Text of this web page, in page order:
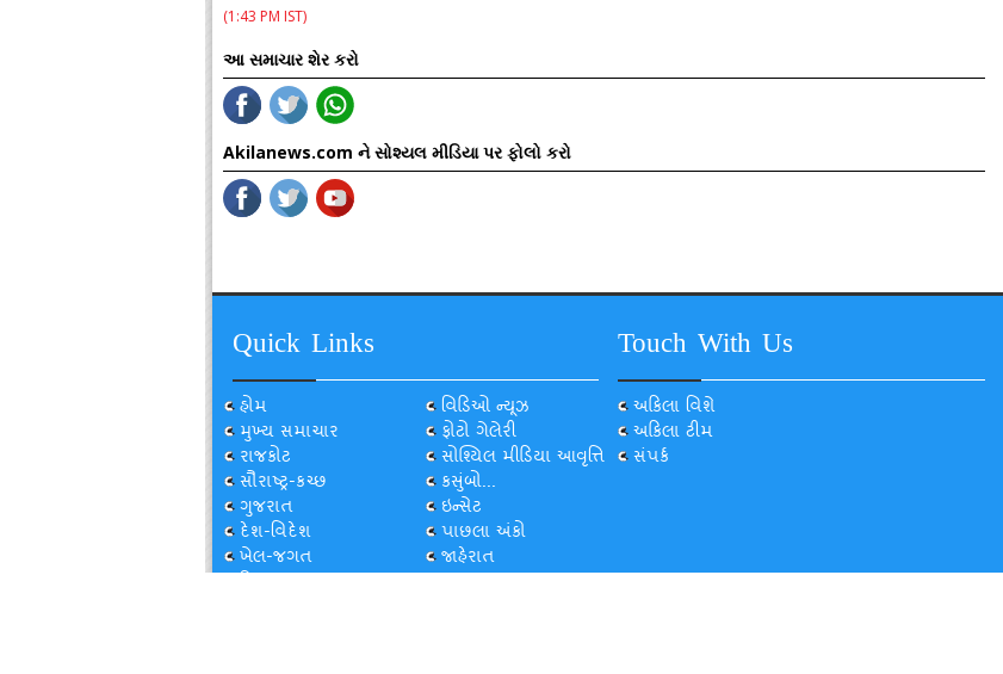
(1:43 PM IST)
આ સમાચાર શેર કરો
Akilanews.com ને સોશ્યલ મીડિયા પર ફોલો કરો
Quick Links
હોમ
મુખ્ય સમાચાર
રાજકોટ
સૌરાષ્ટ્ર-કચ્છ
ગુજરાત
દેશ-વિદેશ
ખેલ-જગત
વિડિઓ ન્યૂઝ
ફોટો ગેલેરી
સોશ્યિલ મીડિયા આવૃત્તિ
કસુંબો...
ઇન્સેટ
પાછલા અંકો
જાહેરાત
Touch With Us
અકિલા વિશે
અકિલા ટીમ
સંપર્ક